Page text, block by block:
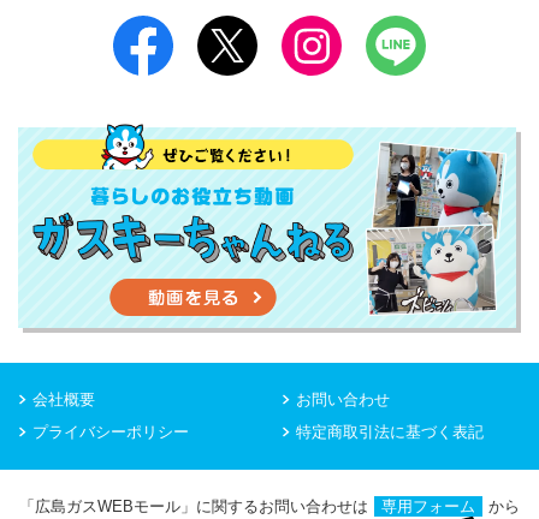
会社概要
お問い合わせ
プライバシーポリシー
特定商取引法に基づく表記
「広島ガスWEBモール」に関するお問い合わせは 専用フォーム から